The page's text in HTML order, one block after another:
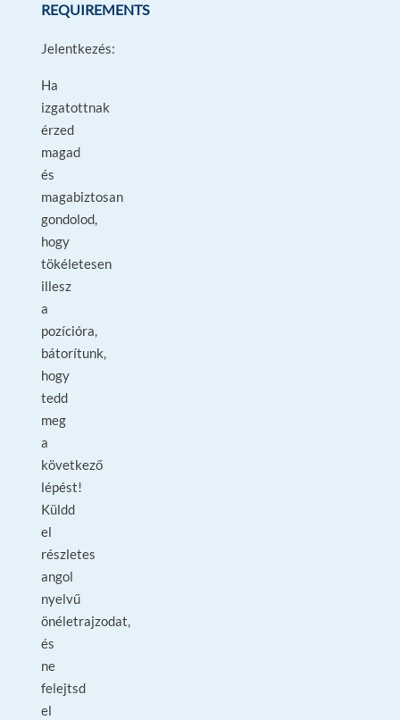
REQUIREMENTS
Jelentkezés:
Ha
izgatottnak
érzed
magad
és
magabiztosan
gondolod,
hogy
tökéletesen
illesz
a
pozícióra,
bátorítunk,
hogy
tedd
meg
a
következő
lépést!
Küldd
el
részletes
angol
nyelvű
önéletrajzodat,
és
ne
felejtsd
el